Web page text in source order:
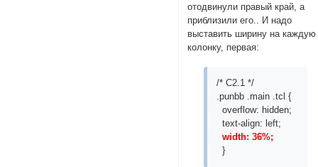
отодвинули правый край, а
приблизили его.. И надо
выставить ширину на каждую
колонку, первая:
/* C2.1 */
.punbb .main .tcl {
overflow: hidden;
text-align: left;
width: 36%;
}